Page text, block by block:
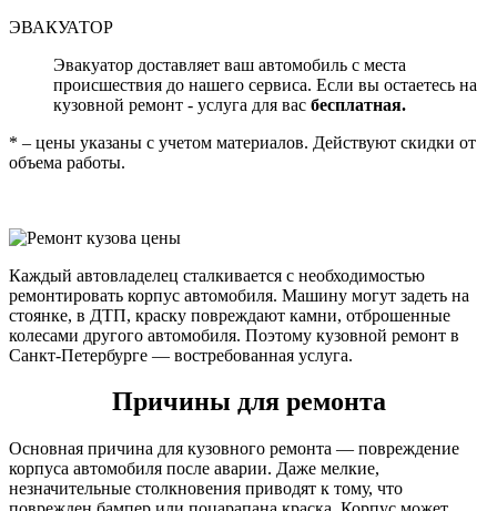
ЭВАКУАТОР
Эвакуатор доставляет ваш автомобиль с места
происшествия до нашего сервиса. Если вы остаетесь на
кузовной ремонт - услуга для вас бесплатная.
* – цены указаны с учетом материалов. Действуют скидки от
объема работы.
Каждый автовладелец сталкивается с необходимостью
ремонтировать корпус автомобиля. Машину могут задеть на
стоянке, в ДТП, краску повреждают камни, отброшенные
колесами другого автомобиля. Поэтому кузовной ремонт в
Санкт-Петербурге — востребованная услуга.
Причины для ремонта
Основная причина для кузовного ремонта — повреждение
корпуса автомобиля после аварии. Даже мелкие,
незначительные столкновения приводят к тому, что